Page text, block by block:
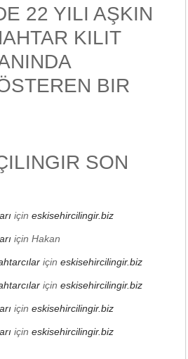
22 YILI AŞKIN
KILIT
BIR
SON
içineskisehircilingir.biz
içinHakan
içineskisehircilingir.biz
içineskisehircilingir.biz
içineskisehircilingir.biz
içineskisehircilingir.biz